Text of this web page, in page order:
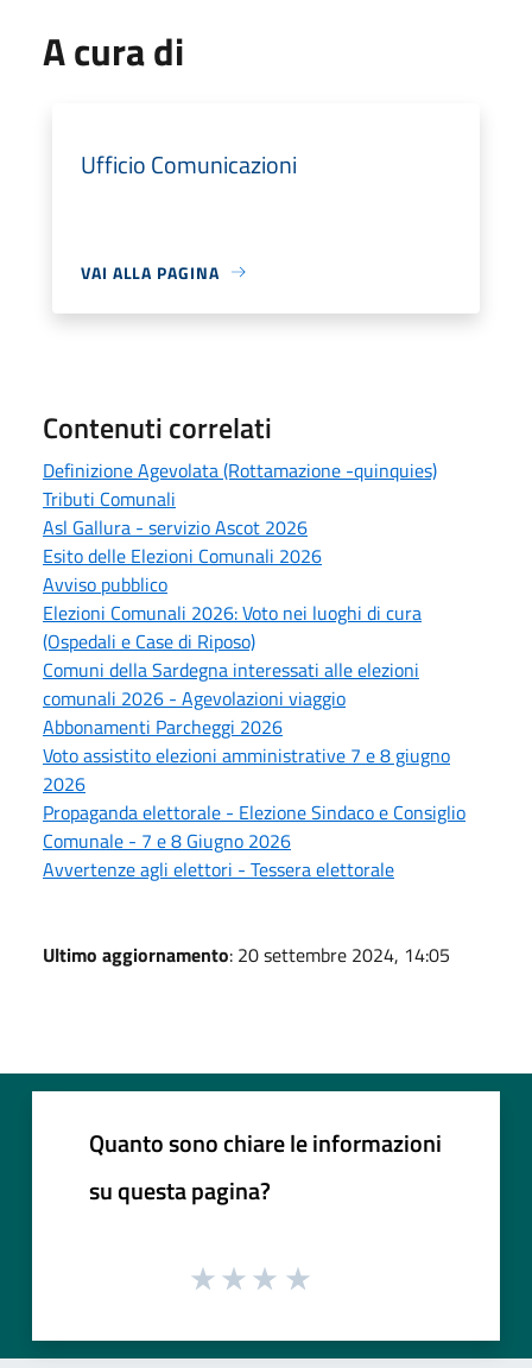
A cura di
Ufficio Comunicazioni
VAI ALLA PAGINA
Contenuti correlati
Definizione Agevolata (Rottamazione -quinquies)
Tributi Comunali
Asl Gallura - servizio Ascot 2026
Esito delle Elezioni Comunali 2026
Avviso pubblico
Elezioni Comunali 2026: Voto nei luoghi di cura
(Ospedali e Case di Riposo)
Comuni della Sardegna interessati alle elezioni
comunali 2026 - Agevolazioni viaggio
Abbonamenti Parcheggi 2026
Voto assistito elezioni amministrative 7 e 8 giugno
2026
Propaganda elettorale - Elezione Sindaco e Consiglio
Comunale - 7 e 8 Giugno 2026
Avvertenze agli elettori - Tessera elettorale
Ultimo aggiornamento: 20 settembre 2024, 14:05
Quanto sono chiare le informazioni
su questa pagina?